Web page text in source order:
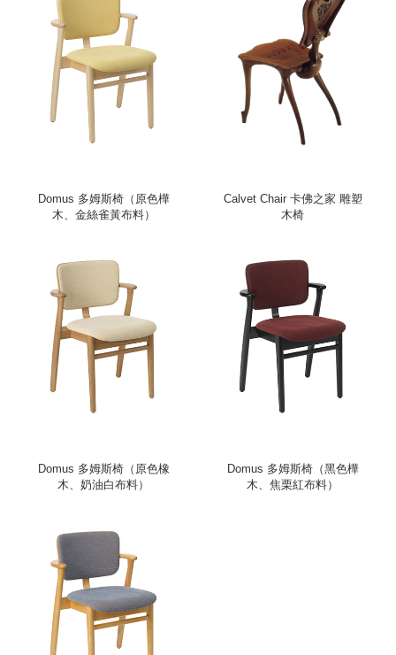
Domus 多姆斯椅（原色樺
木、金絲雀黃布料）
Calvet Chair 卡佛之家 雕塑
木椅
Domus 多姆斯椅（原色橡
木、奶油白布料）
Domus 多姆斯椅（黑色樺
木、焦栗紅布料）